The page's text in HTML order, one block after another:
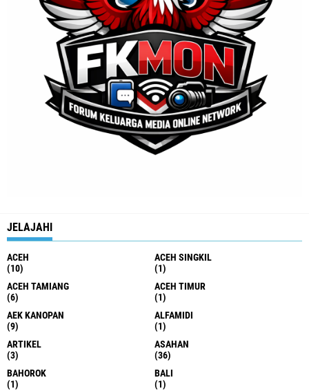
JELAJAHI
ACEH
(10)
ACEH SINGKIL
(1)
ACEH TAMIANG
(6)
ACEH TIMUR
(1)
AEK KANOPAN
(9)
ALFAMIDI
(1)
ARTIKEL
(3)
ASAHAN
(36)
BAHOROK
(1)
BALI
(1)